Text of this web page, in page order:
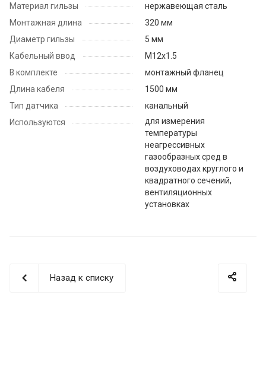
Материал гильзы
нержавеющая сталь
Монтажная длина
320 мм
Диаметр гильзы
5 мм
Кабельный ввод
M12x1.5
В комплекте
монтажный фланец
Длина кабеля
1500 мм
Тип датчика
канальный
Используются
для измерения
температуры
неагрессивных
газообразных сред в
воздуховодах круглого и
квадратного сечений,
вентиляционных
установках
Назад к списку